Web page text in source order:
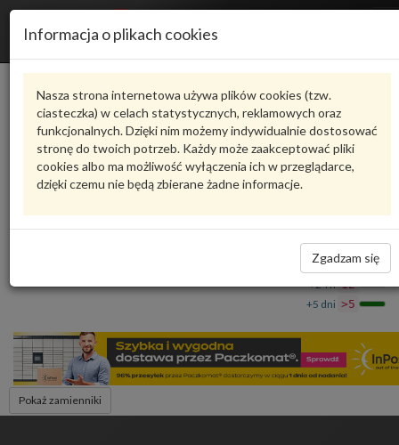
Informacja o plikach cookies
Nasza strona internetowa używa plików cookies (tzw.
ciasteczka) w celach statystycznych, reklamowych oraz
funkcjonalnych. Dzięki nim możemy indywidualnie dostosować
stronę do twoich potrzeb. Każdy może zaakceptować pliki
cookies albo ma możliwość wyłączenia ich w przeglądarce,
dzięki czemu nie będą zbierane żadne informacje.
Zgadzam się
Karta produktu
4M0837033BVAG
VAG - produkt oryginalny VW AUDI SEAT SKODA
Rygiel 4M0837033B VAG
201,92 zł
Dostępność
Wrocław 0
+24 h 12
+5 dni >5
Pokaż zamienniki